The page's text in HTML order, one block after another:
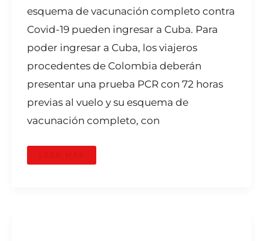
esquema de vacunación completo contra
Covid-19 pueden ingresar a Cuba. Para
poder ingresar a Cuba, los viajeros
procedentes de Colombia deberán
presentar una prueba PCR con 72 horas
previas al vuelo y su esquema de
vacunación completo, con
LEER MÁS